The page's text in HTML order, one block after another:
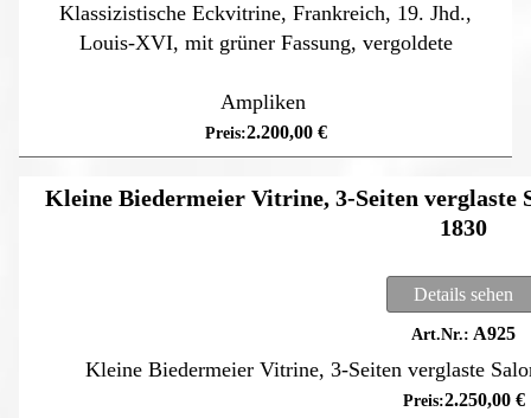
Klassizistische Eckvitrine, Frankreich, 19. Jhd.,
Louis-XVI, mit grüner Fassung, vergoldete
Ampliken
2.200,00 €
Kleine Biedermeier Vitrine, 3-Seiten
1830
Details sehen
A925
Kleine Biedermeier Vitrine, 3-Seiten verglaste
2.250,00 €